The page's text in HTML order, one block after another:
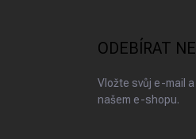
ODEBÍRAT
Vložte svůj e-mail
našem e-shopu.